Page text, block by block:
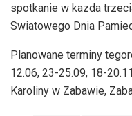
spotkanie w kazda
Swiatowego Dnia
Planowane terminy
12.06, 23-25.09, 18-
Karoliny w Zabawie,